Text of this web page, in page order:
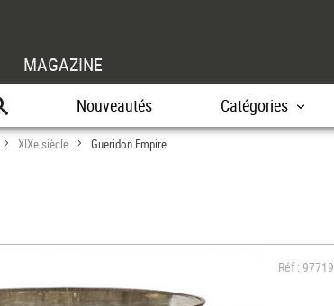
MAGAZINE
Nouveautés Catégories
> XIXe siècle > Gueridon Empire
Réf : 97719